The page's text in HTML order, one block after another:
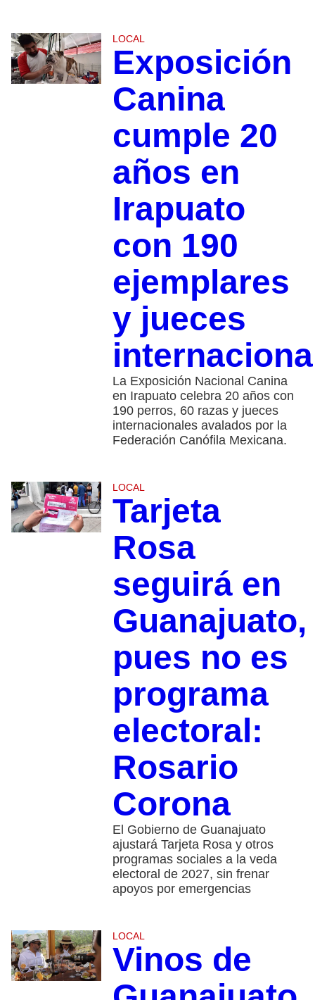
LOCAL
Exposición
Canina
cumple 20
años en
Irapuato
con 190
ejemplares
y jueces
La Exposición Nacional Canina
en Irapuato celebra 20 años con
190 perros, 60 razas y jueces
internacionales avalados por la
Federación Canófila Mexicana.
LOCAL
Tarjeta
Rosa
seguirá en
Guanajuato,
pues no es
programa
electoral:
Rosario
Corona
El Gobierno de Guanajuato
ajustará Tarjeta Rosa y otros
programas sociales a la veda
electoral de 2027, sin frenar
apoyos por emergencias
LOCAL
Vinos de